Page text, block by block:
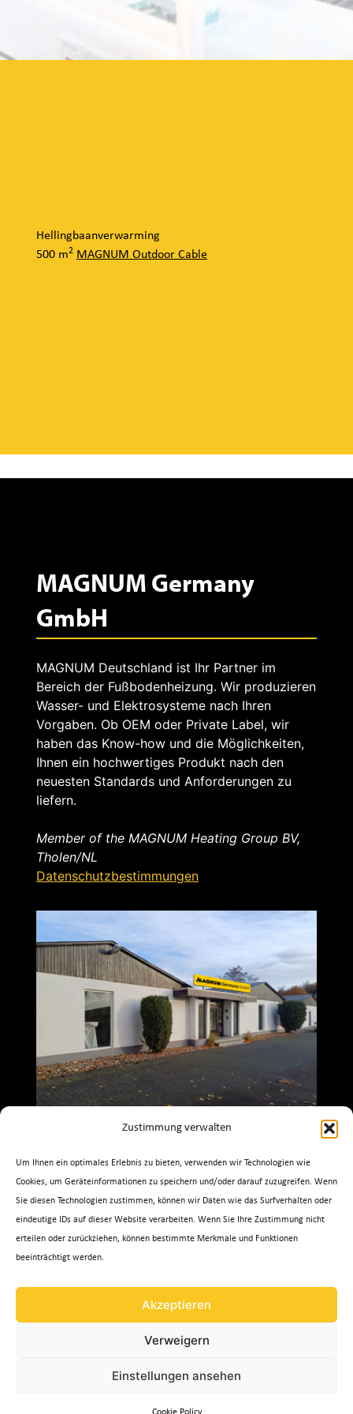
Zustimmung verwalten
Um Ihnen ein optimales Erlebnis zu bieten, verwenden wir Technologien wie
Cookies, um Geräteinformationen zu speichern und/oder darauf zuzugreifen. Wenn
Sie diesen Technologien zustimmen, können wir Daten wie das Surfverhalten oder
eindeutige IDs auf dieser Website verarbeiten. Wenn Sie Ihre Zustimmung nicht
erteilen oder zurückziehen, können bestimmte Merkmale und Funktionen
beeinträchtigt werden.
Akzeptieren
Verweigern
Einstellungen ansehen
t
Hellingbaanverwarming
500 m2 MAGNUM Outdoor Cable
MAGNUM Germany
GmbH
MAGNUM Deutschland ist Ihr Partner im
Bereich der Fußbodenheizung. Wir produzieren
Wasser- und Elektrosysteme nach Ihren
Vorgaben. Ob OEM oder Private Label, wir
haben das Know-how und die Möglichkeiten,
Ihnen ein hochwertiges Produkt nach den
neuesten Standards und Anforderungen zu
liefern.
Member of the MAGNUM Heating Group BV,
Tholen/NL
Datenschutzbestimmungen
MAGNUM Germany GmbH
Auf der Hohl 2
D – 53547 Dattenberg
Tel. 02644 / 406997.0